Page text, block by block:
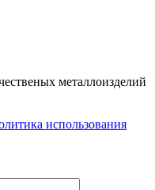
металлоизделий
использования